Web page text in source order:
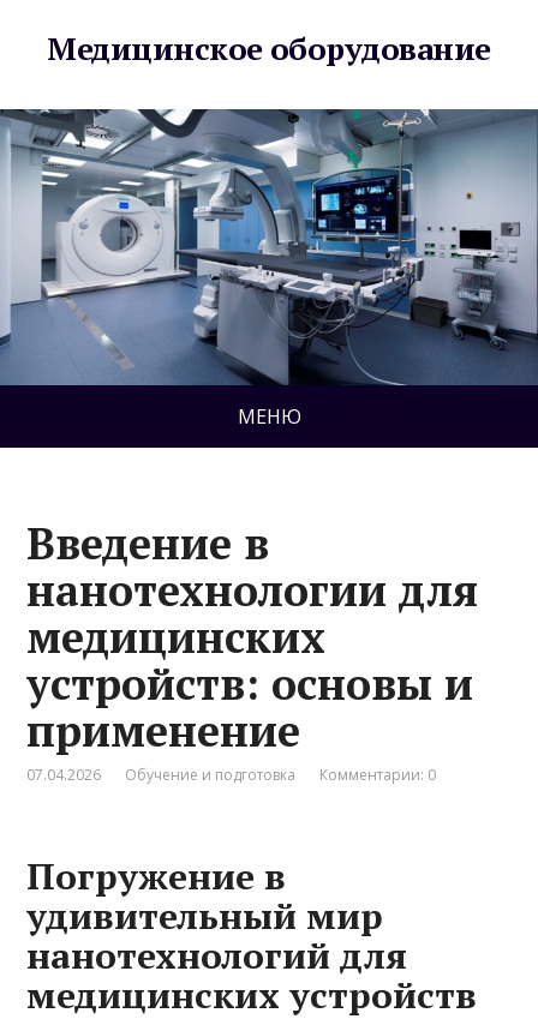
Медицинское оборудование
МЕНЮ
Введение в
нанотехнологии для
медицинских
устройств: основы и
применение
07.04.2026 Обучение и подготовка Комментарии: 0
Погружение в
удивительный мир
нанотехнологий для
медицинских устройств